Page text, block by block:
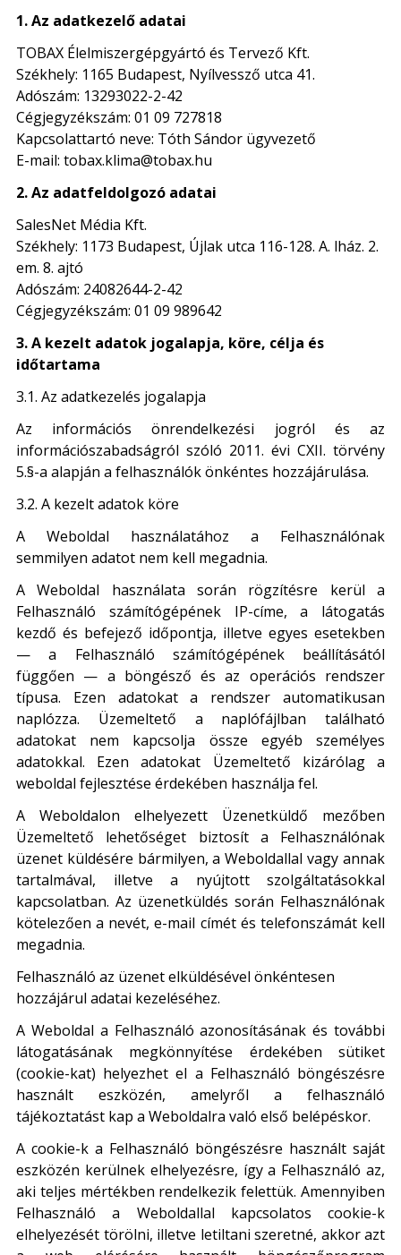
1. Az adatkezelő adatai
TOBAX Élelmiszergépgyártó és Tervező Kft.
Székhely: 1165 Budapest, Nyílvessző utca 41.
Adószám: 13293022-2-42
Cégjegyzékszám: 01 09 727818
Kapcsolattartó neve: Tóth Sándor ügyvezető
E-mail: tobax.klima@tobax.hu
2. Az adatfeldolgozó adatai
SalesNet Média Kft.
Székhely: 1173 Budapest, Újlak utca 116-128. A. lház. 2.
em. 8. ajtó
Adószám: 24082644-2-42
Cégjegyzékszám: 01 09 989642
3. A kezelt adatok jogalapja, köre, célja és
időtartama
3.1. Az adatkezelés jogalapja
Az információs önrendelkezési jogról és az
információszabadságról szóló 2011. évi CXII. törvény
5.§-a alapján a felhasználók önkéntes hozzájárulása.
3.2. A kezelt adatok köre
A Weboldal használatához a Felhasználónak
semmilyen adatot nem kell megadnia.
A Weboldal használata során rögzítésre kerül a
Felhasználó számítógépének IP-címe, a látogatás
kezdő és befejező időpontja, illetve egyes esetekben
— a Felhasználó számítógépének beállításától
függően — a böngésző és az operációs rendszer
típusa. Ezen adatokat a rendszer automatikusan
naplózza. Üzemeltető a naplófájlban található
adatokat nem kapcsolja össze egyéb személyes
adatokkal. Ezen adatokat Üzemeltető kizárólag a
weboldal fejlesztése érdekében használja fel.
A Weboldalon elhelyezett Üzenetküldő mezőben
Üzemeltető lehetőséget biztosít a Felhasználónak
üzenet küldésére bármilyen, a Weboldallal vagy annak
tartalmával, illetve a nyújtott szolgáltatásokkal
kapcsolatban. Az üzenetküldés során Felhasználónak
kötelezően a nevét, e-mail címét és telefonszámát kell
megadnia.
Felhasználó az üzenet elküldésével önkéntesen
hozzájárul adatai kezeléséhez.
A Weboldal a Felhasználó azonosításának és további
látogatásának megkönnyítése érdekében sütiket
(cookie-kat) helyezhet el a Felhasználó böngészésre
használt eszközén, amelyről a felhasználó
tájékoztatást kap a Weboldalra való első belépéskor.
A cookie-k a Felhasználó böngészésre használt saját
eszközén kerülnek elhelyezésre, így a Felhasználó az,
aki teljes mértékben rendelkezik felettük. Amennyiben
Felhasználó a Weboldallal kapcsolatos cookie-k
elhelyezését törölni, illetve letiltani szeretné, akkor azt